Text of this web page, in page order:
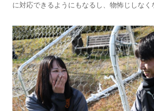
に対応できるようにもなるし、物怖じしなく